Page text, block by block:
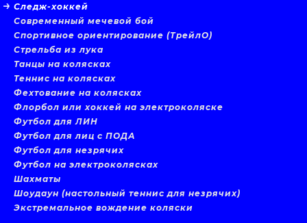
Следж-хоккей
Современный мечевой бой
Спортивное ориентирование (ТрейлО)
Стрельба из лука
Танцы на колясках
Теннис на колясках
Фехтование на колясках
Флорбол или хоккей на электроколяске
Футбол для ЛИН
Футбол для лиц с ПОДА
Футбол для незрячих
Футбол на электроколясках
Шахматы
Шоудаун (настольный теннис для незрячих)
Экстремальное вождение коляски